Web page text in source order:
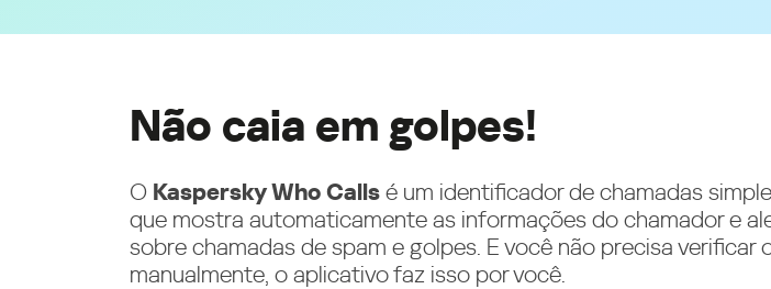
Não caia em golpes!
O Kaspersky Who Calls é um identificador de chamadas
que mostra automaticamente as informações do chamador e
sobre chamadas de spam e golpes. E você não precisa verificar
manualmente, o aplicativo faz isso por você.